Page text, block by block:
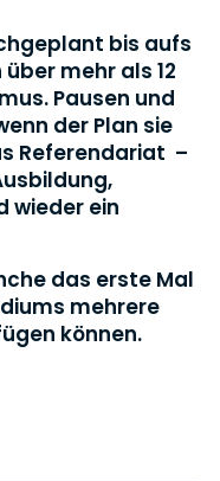
bis aufs
mehr als 12
Pausen und
der Plan sie
Referendariat –
wieder ein
das erste Mal
mehrere
können.